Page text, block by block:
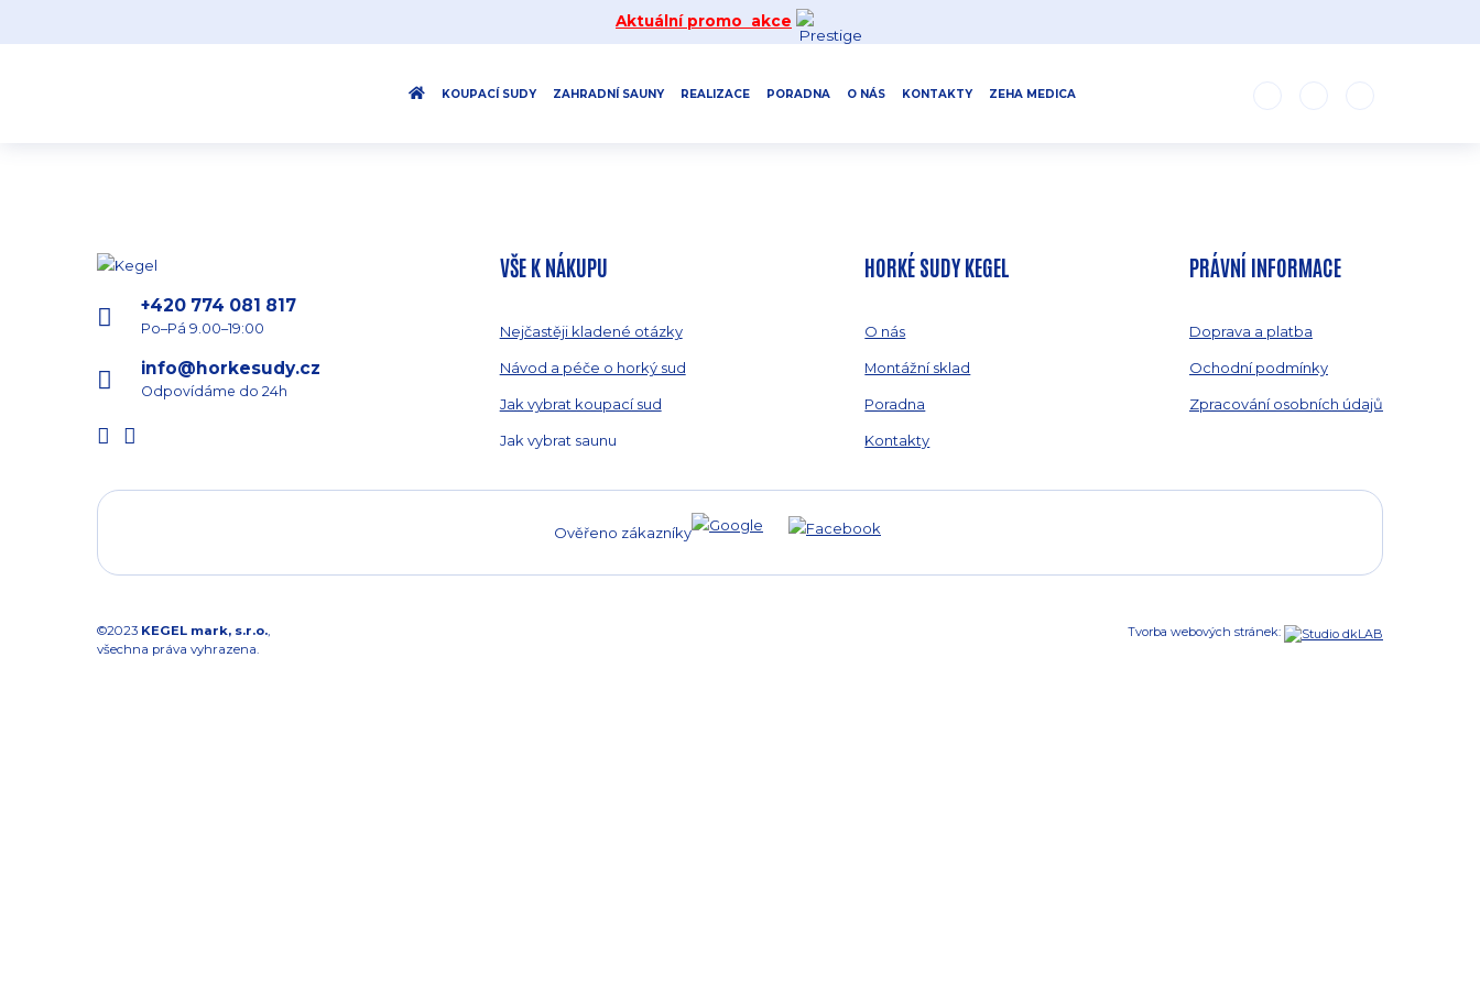
Aktuální promo akce
KOUPACÍ SUDY ZAHRADNÍ SAUNY REALIZACE PORADNA O NÁS KONTAKTY ZEHA MEDICA
+420 774 081 817
Po–Pá 9.00–19:00
info@horkesudy.cz
Odpovídáme do 24h
VŠE K NÁKUPU
Nejčastěji kladené otázky
Návod a péče o horký sud
Jak vybrat koupací sud
Jak vybrat saunu
HORKÉ SUDY KEGEL
O nás
Montážní sklad
Poradna
Kontakty
PRÁVNÍ INFORMACE
Doprava a platba
Ochodní podmínky
Zpracování osobních údajů
Ověřeno zákazníky
Tvorba webových stránek:
©2023 KEGEL mark, s.r.o.,
všechna práva vyhrazena.